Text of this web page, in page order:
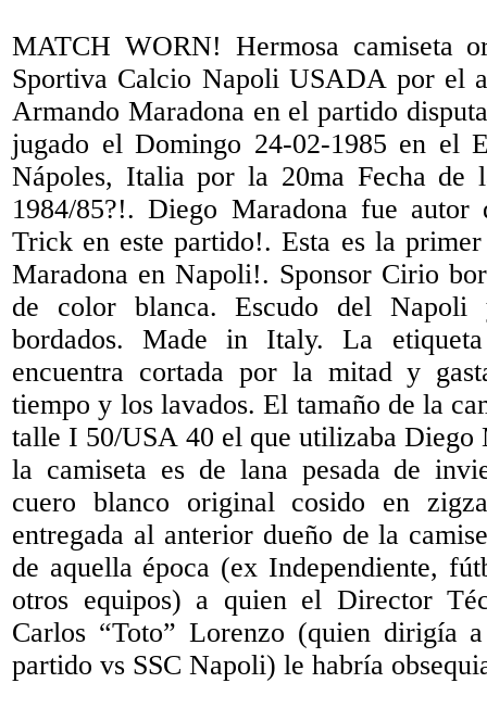
MATCH WORN! Hermosa camiseta
Sportiva Calcio Napoli USADA por el
Armando Maradona en el partido
jugado el Domingo 24-02-1985 en el
Nápoles, Italia por la 20ma Fecha de
1984/85?!. Diego Maradona fue
Trick en este partido!. Esta es la
Maradona en Napoli!. Sponsor Cirio
de color blanca. Escudo del
bordados. Made in Italy. La
encuentra cortada por la mitad y
tiempo y los lavados. El tamaño de la
talle I 50/USA 40 el que utilizaba Diego
la camiseta es de lana pesada de
cuero blanco original cosido en
entregada al anterior dueño de la
de aquella época (ex Independiente,
otros equipos) a quien el Director
Carlos “Toto” Lorenzo (quien dirigía
partido vs SSC Napoli) le habría